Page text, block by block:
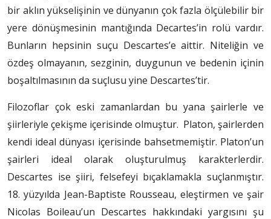
bir aklın yükselişinin ve dünyanın çok fazla ölçülebilir bir
yere dönüşmesinin mantığında Decartes’in rolü vardır.
Bunların hepsinin suçu Descartes’e aittir. Niteliğin ve
özdeş olmayanın, sezginin, duygunun ve bedenin içinin
boşaltılmasının da suçlusu yine Descartes’tir.
Filozoflar çok eski zamanlardan bu yana şairlerle ve
şiirleriyle çekişme içerisinde olmuştur. Platon, şairlerden
kendi ideal dünyası içerisinde bahsetmemiştir. Platon’un
şairleri ideal olarak oluşturulmuş karakterlerdir.
Descartes ise şiiri, felsefeyi bıçaklamakla suçlanmıştır.
18. yüzyılda Jean-Baptiste Rousseau, eleştirmen ve şair
Nicolas Boileau’un Descartes hakkındaki yargısını şu